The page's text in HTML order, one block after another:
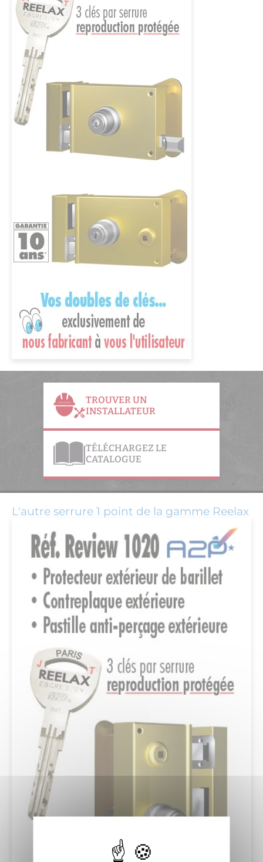
TROUVER UN
INSTALLATEUR
TÉLÉCHARGEZ LE
CATALOGUE
L'autre serrure 1 point de la gamme Reelax